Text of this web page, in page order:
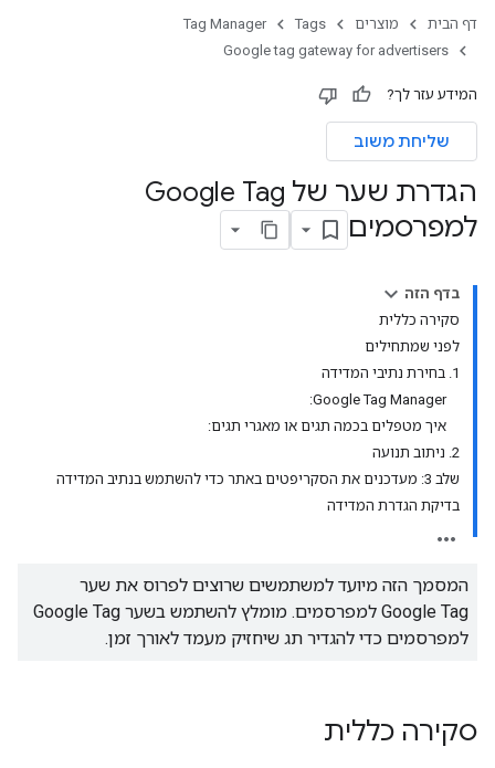
דף הבית מוצרים Tags
Tag Manager
Google tag gateway for advertisers
המידע עזר לך?
שליחת משוב
הגדרת שער של Google Tag
למפרסמים
בדף הזה
סקירה כללית
לפני שמתחילים
1. בחירת נתיבי המדידה
‫Google Tag Manager:
איך מטפלים בכמה תגים או מאגרי תגים:
2. ניתוב תנועה
שלב 3: מעדכנים את הסקריפטים באתר כדי להשתמש בנתיב המדידה
בדיקת הגדרת המדידה
המסמך הזה מיועד למשתמשים שרוצים לפרוס את שער
Google Tag למפרסמים. מומלץ להשתמש בשער Google Tag
למפרסמים כדי להגדיר תג שיחזיק מעמד לאורך זמן.
סקירה כללית